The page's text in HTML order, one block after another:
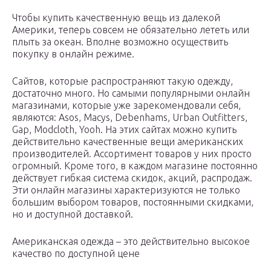
Чтобы купить качественную вещь из далекой
Америки, теперь совсем не обязательно лететь или
плыть за океан. Вполне возможно осуществить
покупку в онлайн режиме.
Сайтов, которые распространяют такую одежду,
достаточно много. Но самыми популярными онлайн
магазинами, которые уже зарекомендовали себя,
являются: Asos, Macys, Debenhams, Urban Outfitters,
Gap, Modcloth, Yooh. На этих сайтах можно купить
действительно качественные вещи американских
производителей. Ассортимент товаров у них просто
огромный. Кроме того, в каждом магазине постоянно
действует гибкая система скидок, акций, распродаж.
Эти онлайн магазины характеризуются не только
большим выбором товаров, постоянными скидками,
но и доступной доставкой.
Американская одежда – это действительно высокое
качество по доступной цене